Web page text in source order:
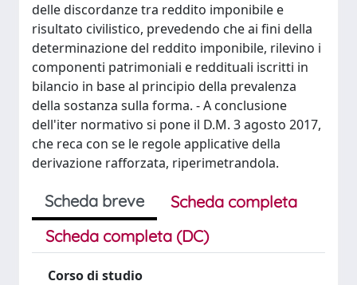
delle discordanze tra reddito imponibile e
risultato civilistico, prevedendo che ai fini della
determinazione del reddito imponibile, rilevino i
componenti patrimoniali e reddituali iscritti in
bilancio in base al principio della prevalenza
della sostanza sulla forma. - A conclusione
dell'iter normativo si pone il D.M. 3 agosto 2017,
che reca con se le regole applicative della
derivazione rafforzata, riperimetrandola.
Scheda breve
Scheda completa
Scheda completa (DC)
Corso di studio